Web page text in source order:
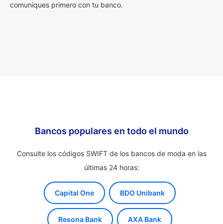
comuniques primero con tu banco.
Bancos populares en todo el mundo
Consulte los códigos SWIFT de los bancos de moda en las
últimas 24 horas:
Capital One BDO Unibank
Resona Bank AXA Bank